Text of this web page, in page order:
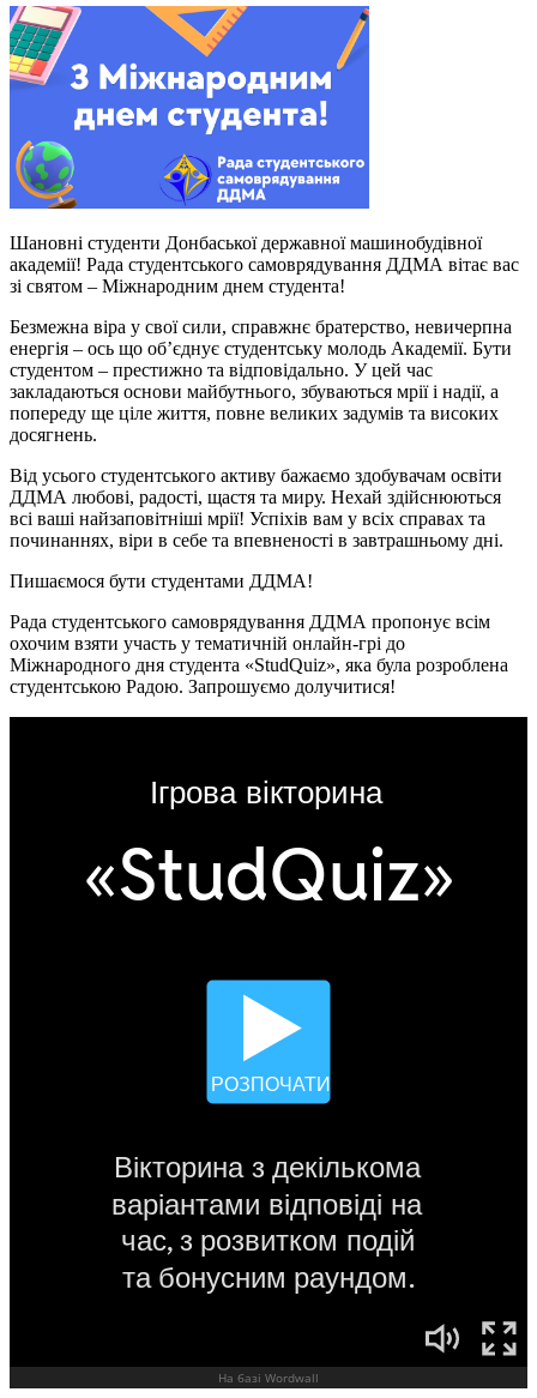
Шановні студенти Донбаської державної машинобудівної
академії! Рада студентського самоврядування ДДМА вітає вас
зі святом – Міжнародним днем студента!
Безмежна віра у свої сили, справжнє братерство, невичерпна
енергія – ось що об’єднує студентську молодь Академії. Бути
студентом – престижно та відповідально. У цей час
закладаються основи майбутнього, збуваються мрії і надії, а
попереду ще ціле життя, повне великих задумів та високих
досягнень.
Від усього студентського активу бажаємо здобувачам освіти
ДДМА любові, радості, щастя та миру. Нехай здійснюються
всі ваші найзаповітніші мрії! Успіхів вам у всіх справах та
починаннях, віри в себе та впевненості в завтрашньому дні.
Пишаємося бути студентами ДДМА!
Рада студентського самоврядування ДДМА пропонує всім
охочим взяти участь у тематичній онлайн-грі до
Міжнародного дня студента «StudQuiz», яка була розроблена
студентською Радою. Запрошуємо долучитися!